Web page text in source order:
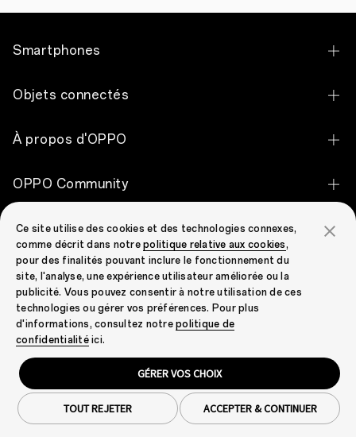
Bruxelles,
le
avril
2021
–
OPPO
annonce
Smartphones
OPPO Find X9 Ultra
OPPO Find X9
OPPO Reno16 Pro 5G
OPPO Reno16 F 5G
OPPO Reno15 F 5G
OPPO Reno15 5G
OPPO Reno15 Pro 5G
OPPO A6 Pro 5G
OPPO A6 5G
OPPO A6x 5G
Objets connectés
OPPO Pad 5
OPPO Enco Clip2 Open Earbuds
OPPO Enco X3i
OPPO Enco Buds3 Pro
OPPO Enco Air4 Pro
OPPO Enco Air2
OPPO Watch S
OPPO Watch X2 Mini
À propos d'OPPO
OPPO Apex Guard
Découvrir
OPPO Community
OPPO Community
Support
Contactez-nous
Statut de la garantie
FAQ
Security Response Center
POLITIQUE DE GARANTIE
Confidentialité
Droit & Conformité
Cookie Settings
Copyright © 2026 OPPO. Tous droits réservés.
Ce site utilise des cookies et des technologies connexes,
comme décrit dans notre politique relative aux cookies,
pour des finalités pouvant inclure le fonctionnement du
site, l'analyse, une expérience utilisateur améliorée ou la
publicité. Vous pouvez consentir à notre utilisation de ces
technologies ou gérer vos préférences. Pour plus
d'informations, consultez notre politique de
confidentialitéici.
GÉRER VOS CHOIX
ACCEPTER & CONTINUER
TOUT REJETER